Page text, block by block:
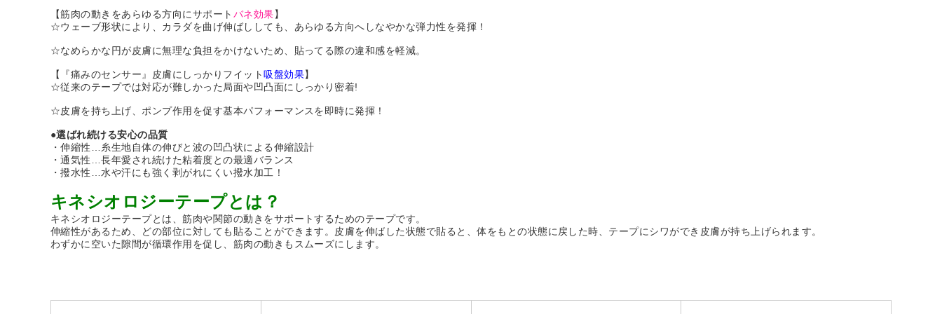
【筋肉の動きをあらゆる方向にサポート バネ効果】
☆ウェーブ形状により、カラダを曲げ伸ばししても、あらゆる方向へしなやかな弾力性を発揮！
☆なめらかな円が皮膚に無理な負担をかけないため、貼ってる際の違和感を軽減。
【『痛みのセンサー』皮膚にしっかりフイット吸盤効果】
☆従来のテープでは対応が難しかった局面や凹凸面にしっかり密着!
☆皮膚を持ち上げ、ポンプ作用を促す基本パフォーマンスを即時に発揮！
●選ばれ続ける安心の品質
・伸縮性…糸生地自体の伸びと波の凹凸状による伸縮設計
・通気性…長年愛され続けた粘着度との最適バランス
・撥水性…水や汗にも強く剥がれにくい撥水加工！
キネシオロジーテープとは？
キネシオロジーテープとは、筋肉や関節の動きをサポートするためのテープです。
伸縮性があるため、どの部位に対しても貼ることができます。皮膚を伸ばした状態で貼ると、体をもとの状態に戻した時、テープにシワができ皮膚が持ち上げられます。
わずかに空いた隙間が循環作用を促し、筋肉の動きもスムーズにします。